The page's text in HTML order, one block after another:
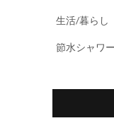
生活/暮らし
節水シャワ